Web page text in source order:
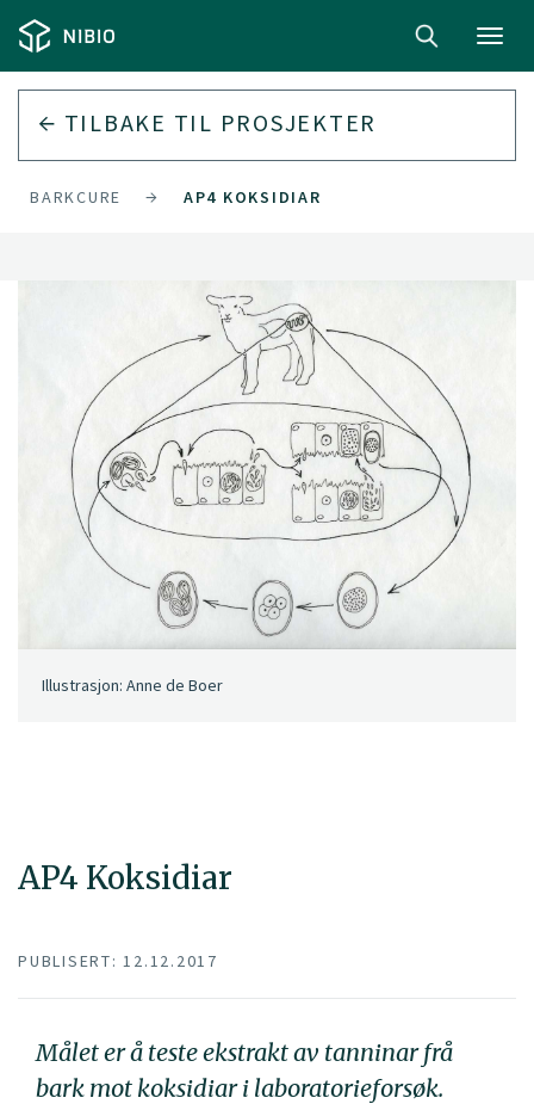
TILBAKE TIL PROSJEKTER
BARKCURE AP4 KOKSIDIAR
AP4 Koksidiar
Illustrasjon: Anne de Boer
PUBLISERT: 12.12.2017
Målet er å teste ekstrakt av tanninar frå
bark mot koksidiar i laboratorieforsøk.